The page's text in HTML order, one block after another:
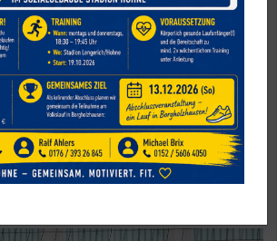
der Volleyball Herren